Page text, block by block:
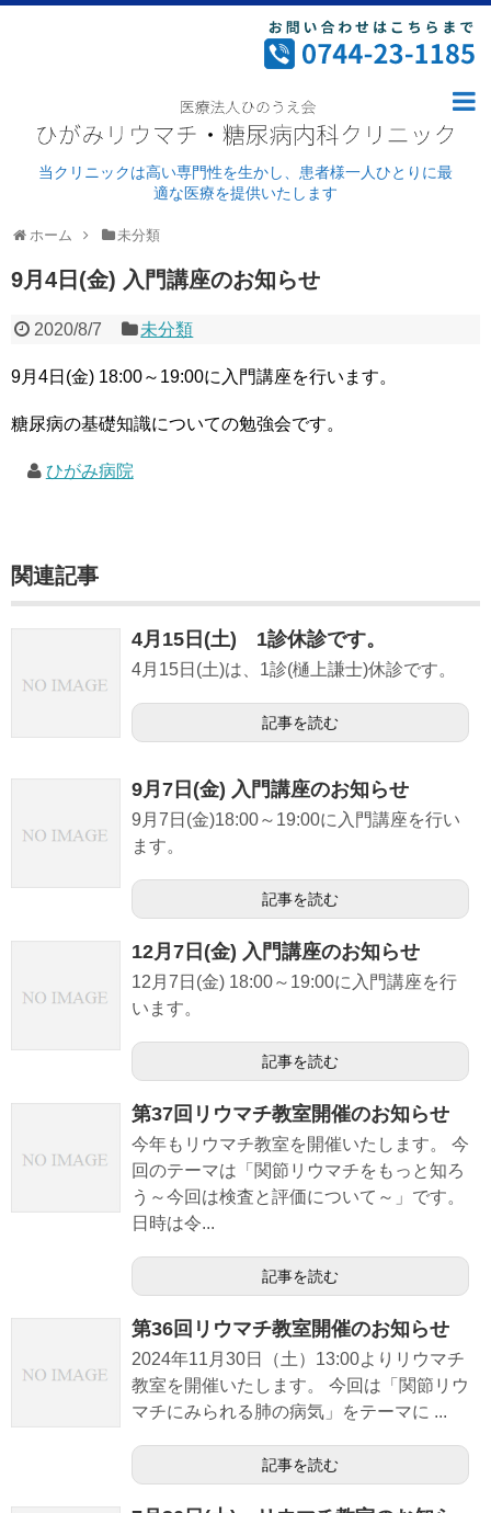
当クリニックは高い専門性を生かし、患者様一人ひとりに最
適な医療を提供いたします
ホーム 未分類
9月4日(金) 入門講座のお知らせ
2020/8/7 未分類
9月4日(金) 18:00～19:00に入門講座を行います。
糖尿病の基礎知識についての勉強会です。
ひがみ病院
関連記事
4月15日(土) 1診休診です。
4月15日(土)は、1診(樋上謙士)休診です。
記事を読む
9月7日(金) 入門講座のお知らせ
9月7日(金)18:00～19:00に入門講座を行い
ます。
記事を読む
12月7日(金) 入門講座のお知らせ
12月7日(金) 18:00～19:00に入門講座を行
います。
記事を読む
第37回リウマチ教室開催のお知らせ
今年もリウマチ教室を開催いたします。 今
回のテーマは「関節リウマチをもっと知ろ
う～今回は検査と評価について～」です。
日時は令...
記事を読む
第36回リウマチ教室開催のお知らせ
2024年11月30日（土）13:00よりリウマチ
教室を開催いたします。 今回は「関節リウ
マチにみられる肺の病気」をテーマに ...
記事を読む
病院案内
病院紹介
施設基準及び加算について
アクセス